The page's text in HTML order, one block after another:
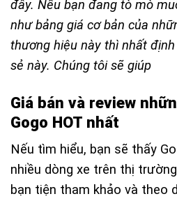
đây. Nếu bạn đang tò mò
như bảng giá cơ bản của
thương hiệu này thì nhất
sẻ này. Chúng tôi sẽ giúp
Giá bán và review
Gogo HOT nhất
Nếu tìm hiểu, bạn sẽ thấy
nhiều dòng xe trên thị
bạn tiện tham khảo và theo